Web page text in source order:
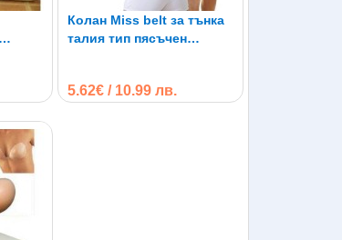
Колан Miss belt за тънка
талия тип пясъчен
5.62€ / 10.99 лв.